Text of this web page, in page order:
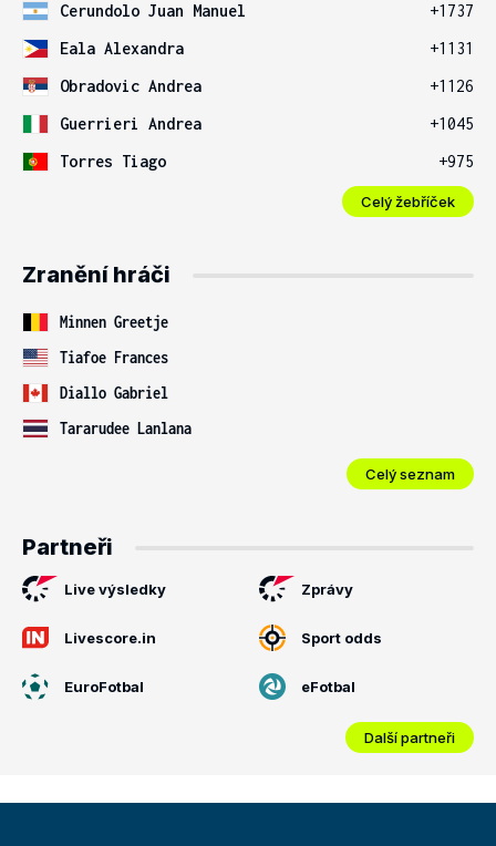
Cerundolo Juan Manuel
+1737
Eala Alexandra
+1131
Obradovic Andrea
+1126
Guerrieri Andrea
+1045
Torres Tiago
+975
Celý žebříček
Zranění hráči
Minnen Greetje
Tiafoe Frances
Diallo Gabriel
Tararudee Lanlana
Celý seznam
Partneři
Live výsledky Zprávy
Livescore.in Sport odds
EuroFotbal eFotbal
Další partneři